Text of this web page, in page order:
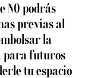
NO podrás
previas al
la
para futuros
tu espacio